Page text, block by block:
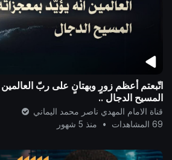
اتّبعتم أعظم زورٍ وبهتانٍ على ربّ العالمين
المسيح الدجال ..
قناة الامام المهدي ناصر محمد اليماني
69 المشاهدات
• منذ 5 شهور